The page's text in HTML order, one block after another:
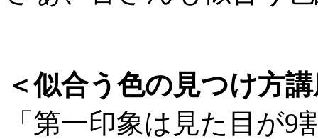
＜似合う色の見つけ方
「第一印象は見た目が